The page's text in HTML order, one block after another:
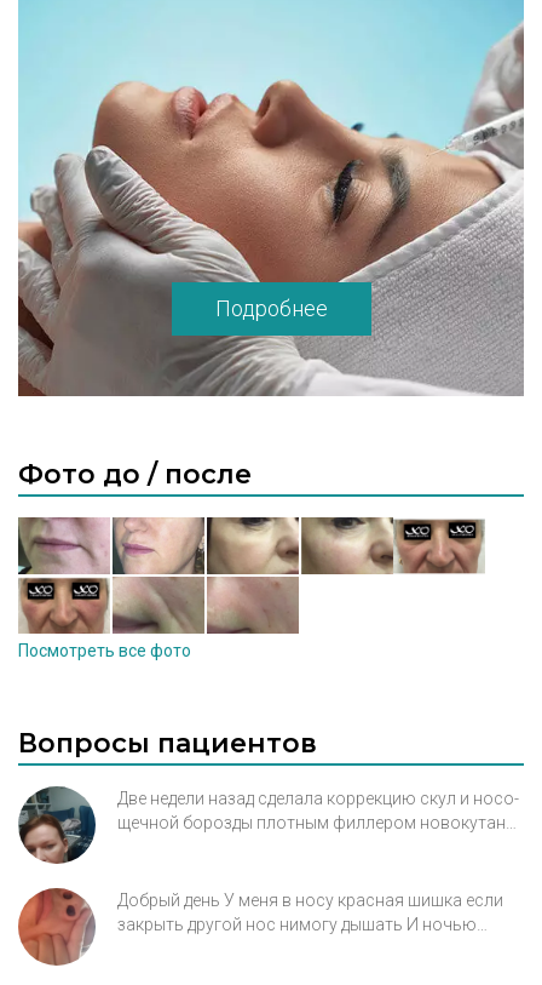
Подробнее
Фото до / после
Посмотреть все фото
Вопросы пациентов
Две недели назад сделала коррекцию скул и носо-
щечной борозды плотным филлером новокутан
то вроде отека или молярных мешков чуть ниже
области глаз. Как это можно откорректировать.
Добрый день У меня в носу красная шишка если
закрыть другой нос нимогу дышать И ночью